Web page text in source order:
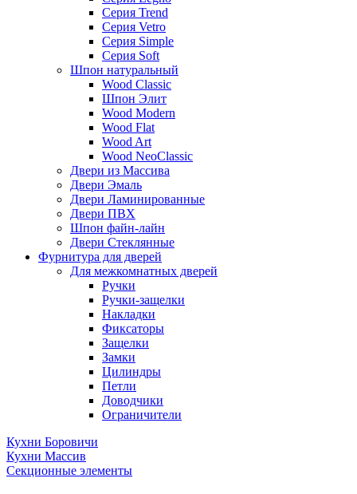
Серия Trend
Серия Vetro
Серия Simple
Серия Soft
Шпон натуральный
Wood Classic
Шпон Элит
Wood Modern
Wood Flat
Wood Art
Wood NeoClassic
Двери из Массива
Двери Эмаль
Двери Ламинированные
Двери ПВХ
Шпон файн-лайн
Двери Стеклянные
Фурнитура для дверей
Для межкомнатных дверей
Ручки
Ручки-защелки
Накладки
Фиксаторы
Защелки
Замки
Цилиндры
Петли
Доводчики
Ограничители
Кухни Боровичи
Кухни Массив
Секционные элементы